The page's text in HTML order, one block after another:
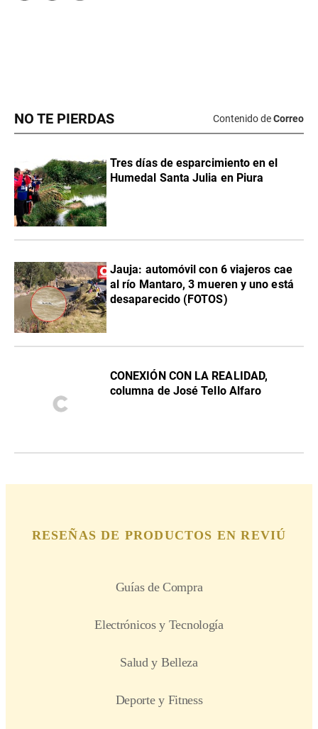
NO TE PIERDAS Contenido deCorreo
Tres días de esparcimiento en el
Humedal Santa Julia en Piura
Jauja: automóvil con 6 viajeros cae
al río Mantaro, 3 mueren y uno está
desaparecido (FOTOS)
CONEXIÓN CON LA REALIDAD,
columna de José Tello Alfaro